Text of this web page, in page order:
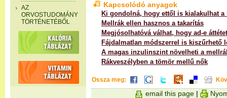
AZ
ORVOSTUDOMÁNY
TÖRTÉNETÉBŐL
Kapcsolódó anyagok
Ki gondolná, hogy ettől is kialakulhat a
Mellrák ellen hasznos a takarítás
Megjósolhatóvá válhat, hogy ad-e
Fájdalmatlan módszerrel is kiszűrhető
A magas inzulinszint növelheti a
Rákveszélyben a tömör mellű nők
Ossza meg:
email this page |